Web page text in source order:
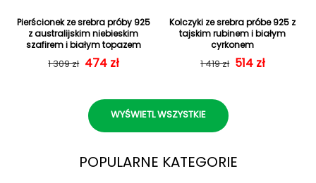
Pierścionek ze srebra próby 925
z australijskim niebieskim
szafirem i białym topazem
Cena regularna
1 309 zł Cena sprzedaży
474 zł
Kolczyki ze srebra próbe 925 z
tajskim rubinem i białym
cyrkonem
Cena
1 419 zł Cena
514 zł
WYŚWIETL WSZYSTKIE
POPULARNE KATEGORIE